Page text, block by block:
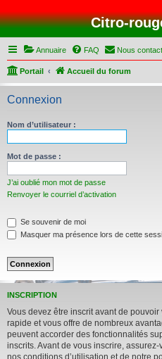
Citro-
Annuaire FAQ Nous
Portail Accueil du forum
Connexion
Nom d’utilisateur :
Mot de passe :
J’ai oublié mon mot de passe
Renvoyer le courriel d’activation
Se souvenir de moi
Masquer ma présence lors de cette
INSCRIPTION
Vous devez être inscrit avant de pouvoir
rapide et vous offre de nombreux
peuvent accorder des fonctionnalités
inscrits. Avant de vous inscrire,
nos conditions d’utilisation et de notre